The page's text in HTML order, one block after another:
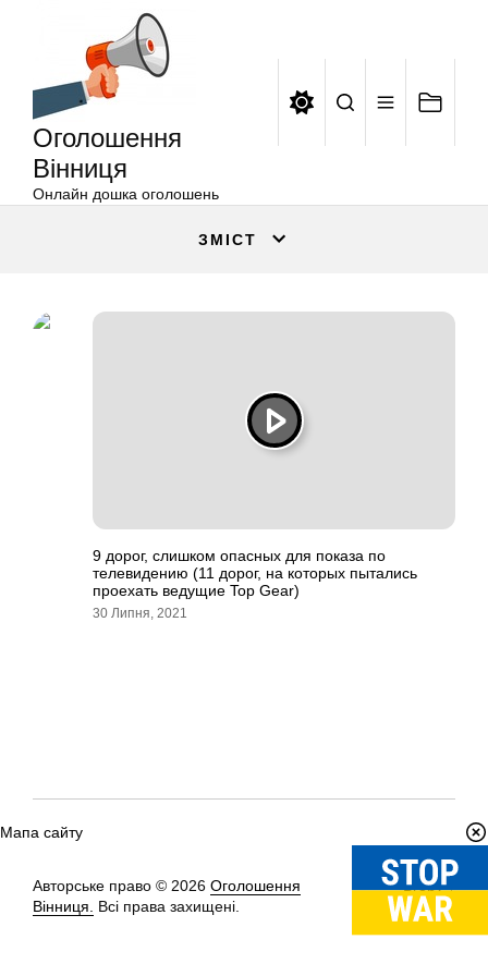
Оголошення
Вінниця
Онлайн дошка оголошень
ЗМІСТ
9 дорог, слишком опасных для показа по
телевидению (11 дорог, на которых пытались
проехать ведущие Top Gear)
30 Липня, 2021
Мапа сайту
Авторське право © 2026 Оголошення
Вінниця.
Всі права захищені.
Вгору